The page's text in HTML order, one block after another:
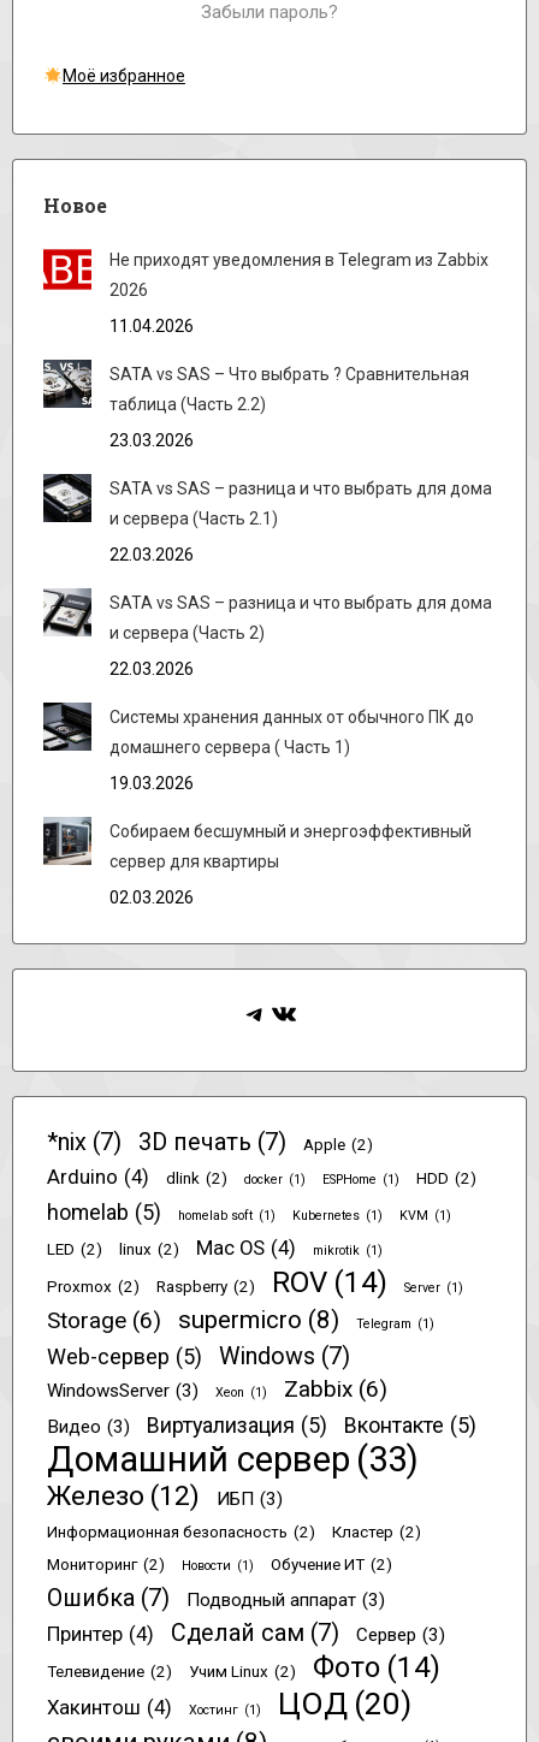
Забыли пароль?
Моё избранное
Новое
Не приходят уведомления в Telegram из Zabbix
2026
11.04.2026
SATA vs SAS – Что выбрать ? Сравнительная
таблица (Часть 2.2)
23.03.2026
SATA vs SAS – разница и что выбрать для дома
и сервера (Часть 2.1)
22.03.2026
SATA vs SAS – разница и что выбрать для дома
и сервера (Часть 2)
22.03.2026
Системы хранения данных от обычного ПК до
домашнего сервера ( Часть 1)
19.03.2026
Собираем бесшумный и энергоэффективный
сервер для квартиры
02.03.2026
Telegram
ВКонтакте
*nix (7) 3D печать (7) Apple (2)
Arduino (4) dlink (2) docker (1) ESPHome (1) HDD (2)
homelab (5) homelab soft (1) Kubernetes (1) KVM (1)
LED (2) linux (2) Mac OS (4) mikrotik (1)
Proxmox (2) Raspberry (2) ROV (14) Server (1)
Storage (6) supermicro (8) Telegram (1)
Web-сервер (5) Windows (7)
WindowsServer (3) Xeon (1) Zabbix (6)
Видео (3) Виртуализация (5) Вконтакте (5)
Домашний сервер (33)
Железо (12) ИБП (3)
Информационная безопасность (2) Кластер (2)
Мониторинг (2) Новости (1) Обучение ИТ (2)
Ошибка (7) Подводный аппарат (3)
Принтер (4) Сделай сам (7) Сервер (3)
Телевидение (2) Учим Linux (2) Фото (14)
Хакинтош (4) Хостинг (1) ЦОД (20)